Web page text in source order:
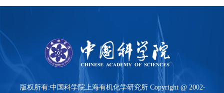
版权所有:中国科学院上海有机化学研究所 Copyright @ 2002-